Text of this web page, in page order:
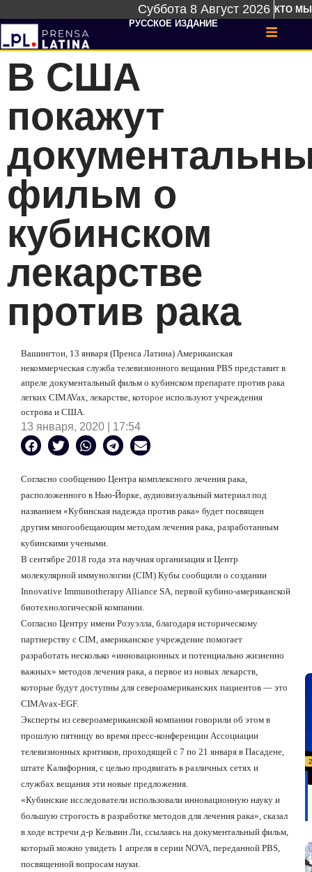
Суббота 8 Август 2026 КТО МЫ
РУССКОЕ ИЗДАНИЕ
В США
покажут
фильм о
кубинском
лекарстве
против рака
Вашингтон, 13 января (Пренса Латина) Американская
некоммерческая служба телевизионного вещания PBS представит в
апреле документальный фильм о кубинском препарате против рака
легких CIMAVax, лекарстве, которое используют учреждения
острова и США.
13 января, 2020 | 17:54
Согласно сообщению Центра комплексного лечения рака,
расположенного в Нью-Йорке, аудиовизуальный материал под
названием «Кубинская надежда против рака» будет посвящен
другим многообещающим методам лечения рака, разработанным
кубинскими учеными.
В сентябре 2018 года эта научная организация и Центр
молекулярной иммунологии (CIM) Кубы сообщили о создании
Innovative Immunotherapy Alliance SA, первой кубино-американской
биотехнологической компании.
Согласно Центру имени Розуэлла, благодаря историческому
партнерству с CIM, американское учреждение помогает
разработать несколько «инновационных и потенциально жизненно
важных» методов лечения рака, а первое из новых лекарств,
которые будут доступны для североамериканских пациентов — это
CIMAvax-EGF.
Эксперты из североамериканской компании говорили об этом в
прошлую пятницу во время пресс-конференции Ассоциации
телевизионных критиков, проходящей с 7 по 21 января в Пасадене,
штате Калифорния, с целью продвигать в различных сетях и
службах вещания эти новые предложения.
«Кубинские исследователи использовали инновационную науку и
большую строгость в разработке методов для лечения рака», сказал
в ходе встречи д-р Кельвин Ли, ссылаясь на документальный фильм,
который можно увидеть 1 апреля в серии NOVA, переданной PBS,
посвященной вопросам науки.